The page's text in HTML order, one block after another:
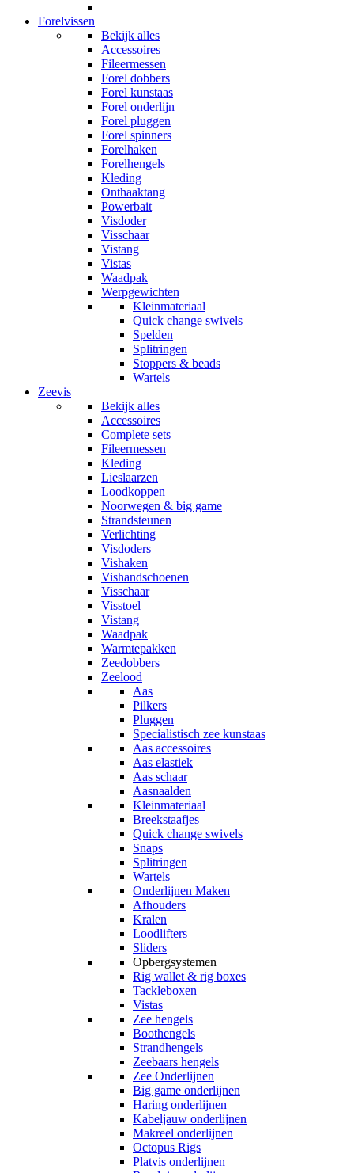
Forelvissen
Bekijk alles
Accessoires
Fileermessen
Forel dobbers
Forel kunstaas
Forel onderlijn
Forel pluggen
Forel spinners
Forelhaken
Forelhengels
Kleding
Onthaaktang
Powerbait
Visdoder
Visschaar
Vistang
Vistas
Waadpak
Werpgewichten
Kleinmateriaal
Quick change swivels
Spelden
Splitringen
Stoppers & beads
Wartels
Zeevis
Bekijk alles
Accessoires
Complete sets
Fileermessen
Kleding
Lieslaarzen
Loodkoppen
Noorwegen & big game
Strandsteunen
Verlichting
Visdoders
Vishaken
Vishandschoenen
Visschaar
Visstoel
Vistang
Waadpak
Warmtepakken
Zeedobbers
Zeelood
Aas
Pilkers
Pluggen
Specialistisch zee kunstaas
Aas accessoires
Aas elastiek
Aas schaar
Aasnaalden
Kleinmateriaal
Breekstaafjes
Quick change swivels
Snaps
Splitringen
Wartels
Onderlijnen Maken
Afhouders
Kralen
Loodlifters
Sliders
Opbergsystemen
Rig wallet & rig boxes
Tackleboxen
Vistas
Zee hengels
Boothengels
Strandhengels
Zeebaars hengels
Zee Onderlijnen
Big game onderlijnen
Haring onderlijnen
Kabeljauw onderlijnen
Makreel onderlijnen
Octopus Rigs
Platvis onderlijnen